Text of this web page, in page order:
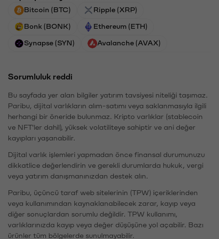
Bitcoin (BTC) Ripple (XRP)
Bonk (BONK) Ethereum (ETH)
Synapse (SYN) Avalanche (AVAX)
Sorumluluk reddi
Bu sayfada yer alan bilgiler yatırım tavsiyesi niteliği taşımaz.
Paribu, dijital varlıkların alım-satımı veya saklanmasıyla ilgili
herhangi bir öneride bulunmaz. Kripto varlıklar (stablecoin
ve NFT'ler dahil), yüksek volatiliteye sahiptir ve ani değer
kayıpları yaşanabilir.
Dijital varlık işlemleri yapmadan önce finansal durumunuzu
dikkatlice değerlendirin ve gerekli durumlarda hukuk, vergi
veya yatırım danışmanınızdan destek alın.
Paribu, üçüncü taraf web sitelerinin (TPW) içeriklerinden
veya kullanımından kaynaklanabilecek zarar, kayıp veya
diğer sonuçlardan sorumlu değildir. TPW kullanımı,
varlıklarınızda kayıp veya değer düşüşüne yol açabilir. Bazı
ürünler tüm bölgelerde sunulmayabilir.